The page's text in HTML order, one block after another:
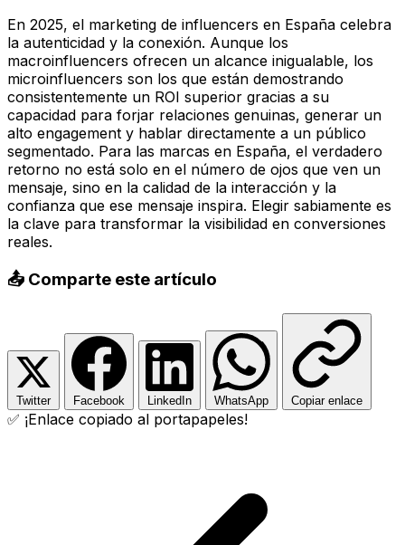
En 2025, el marketing de influencers en España celebra
la autenticidad y la conexión. Aunque los
macroinfluencers ofrecen un alcance inigualable, los
microinfluencers son los que están demostrando
consistentemente un ROI superior gracias a su
capacidad para forjar relaciones genuinas, generar un
alto engagement y hablar directamente a un público
segmentado. Para las marcas en España, el verdadero
retorno no está solo en el número de ojos que ven un
mensaje, sino en la calidad de la interacción y la
confianza que ese mensaje inspira. Elegir sabiamente es
la clave para transformar la visibilidad en conversiones
reales.
📤 Comparte este artículo
Twitter Facebook LinkedIn WhatsApp Copiar enlace
✅ ¡Enlace copiado al portapapeles!